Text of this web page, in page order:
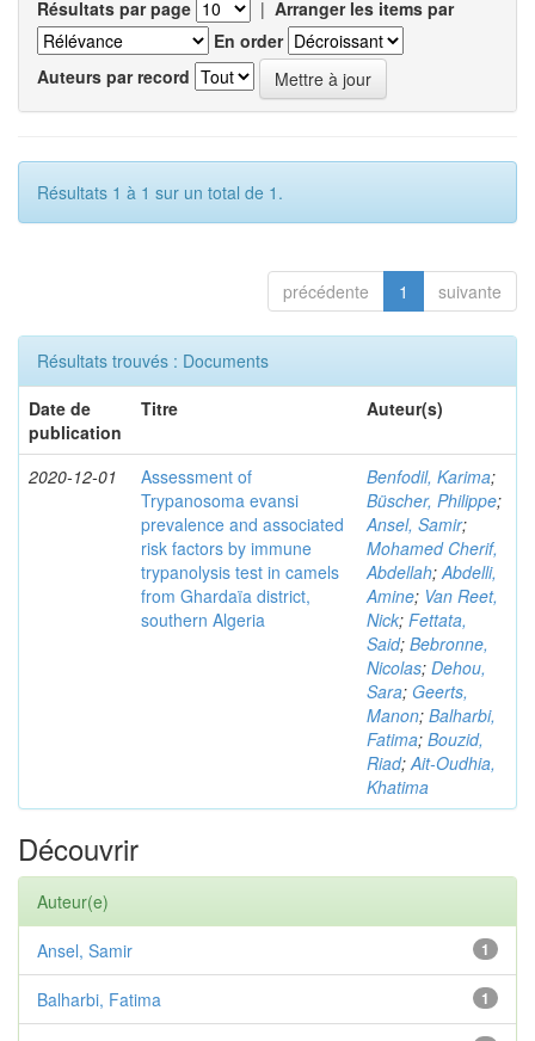
Résultats par page | Arranger les items par
En order
Auteurs par record
Résultats 1 à 1 sur un total de 1.
précédente 1 suivante
Résultats trouvés : Documents
Date de
publication
Titre Auteur(s)
2020-12-01
Assessment of
Trypanosoma evansi
prevalence and associated
risk factors by immune
trypanolysis test in camels
from Ghardaïa district,
southern Algeria
Benfodil, Karima;
Büscher, Philippe;
Ansel, Samir;
Mohamed Cherif,
Abdellah;Abdelli,
Amine; Van Reet,
Nick; Fettata,
Said; Bebronne,
Nicolas; Dehou,
Sara; Geerts,
Manon; Balharbi,
Fatima; Bouzid,
Riad;Ait-Oudhia,
Khatima
Découvrir
Auteur(e)
1
Ansel, Samir
1
Balharbi, Fatima